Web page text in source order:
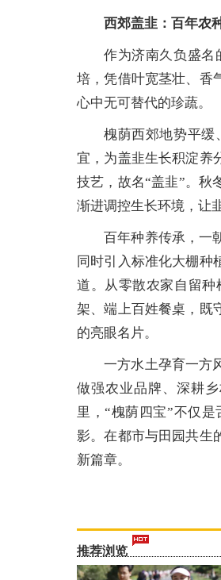
西郊盖韭：百年农
作为济南久负盛名
培，凭借叶宽茎壮、香
心中无可替代的珍蔬。
槐荫西郊地势平缓
宜，为盖韭生长积淀养
技艺，故名“盖韭”。秋
渐进调控生长环境，让
百年种养传承，一
同时引入标准化大棚种
道。从零散农家自留
架、端上百姓餐桌，既
的亮眼名片。
一方水土孕育一方
做强农业品牌、深耕
里，“槐荫四宝”不仅
影。在都市与田园共生
新篇章。
推荐浏览